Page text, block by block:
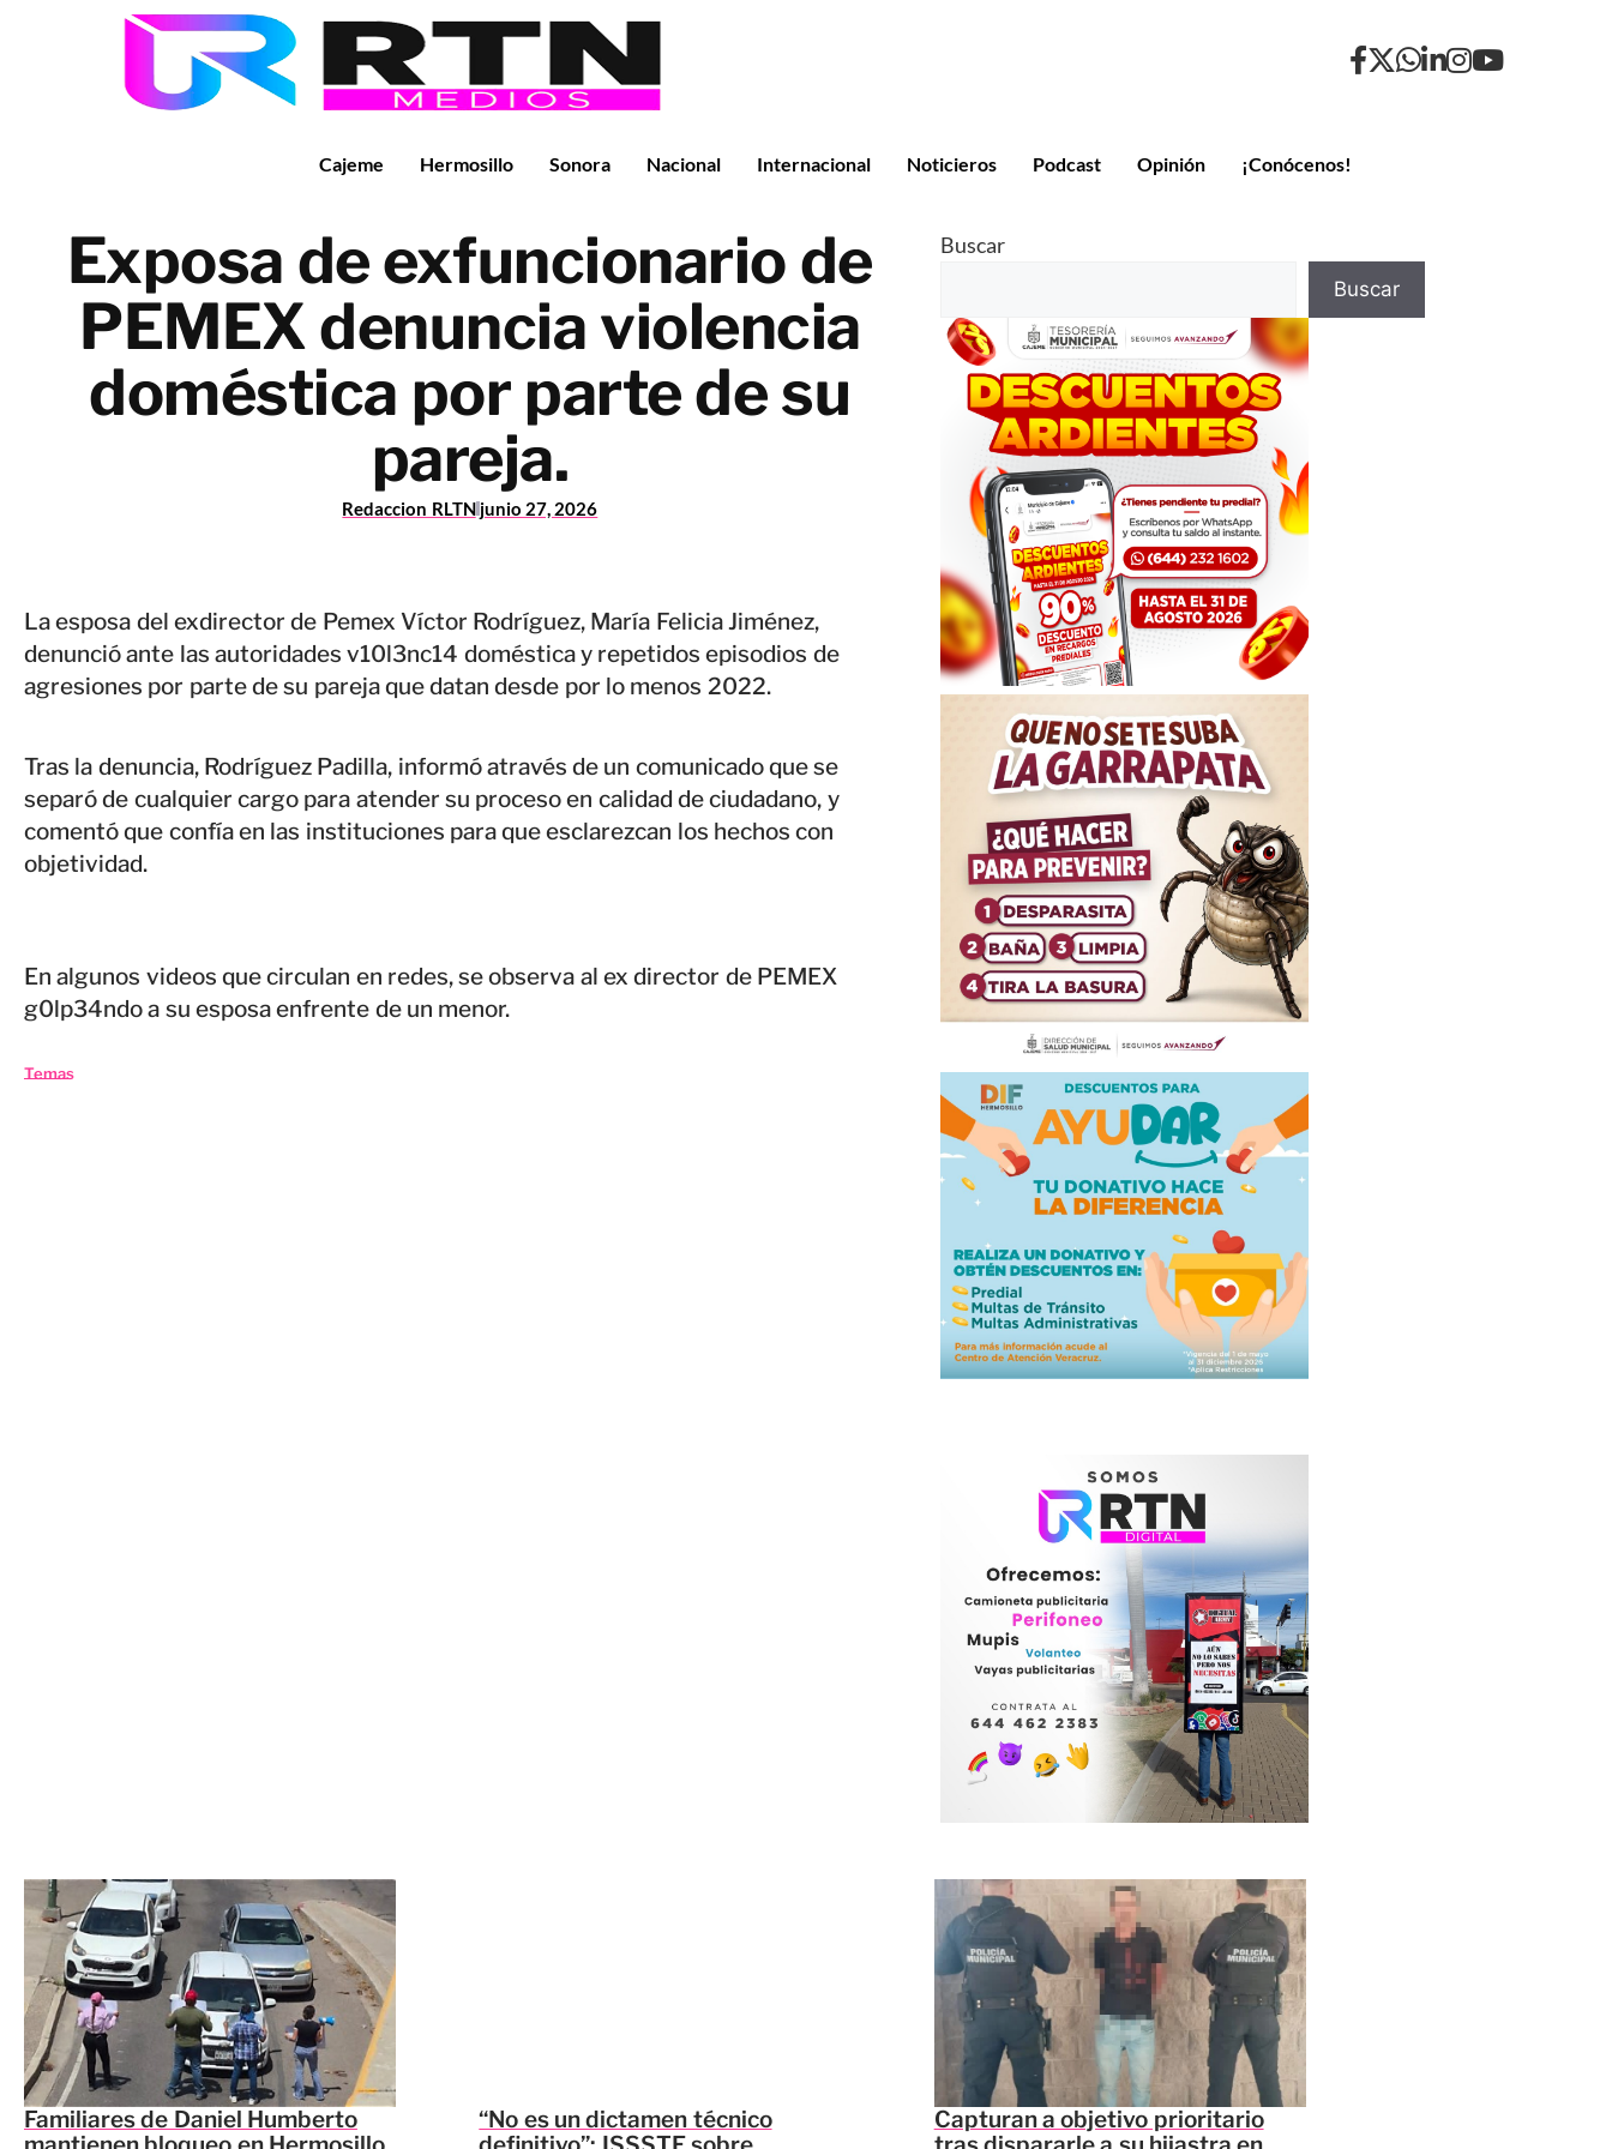
Cajeme Hermosillo Sonora Nacional Internacional Noticieros Podcast Opinión ¡Conócenos!
Exposa de exfuncionario de
PEMEX denuncia violencia
doméstica por parte de su
pareja.
Redaccion RLTNjunio 27, 2026
La esposa del exdirector de Pemex Víctor Rodríguez, María Felicia Jiménez,
denunció ante las autoridades v10l3nc14 doméstica y repetidos episodios de
agresiones por parte de su pareja que datan desde por lo menos 2022.
Tras la denuncia, Rodríguez Padilla, informó através de un comunicado que se
separó de cualquier cargo para atender su proceso en calidad de ciudadano, y
comentó que confía en las instituciones para que esclarezcan los hechos con
objetividad.
En algunos videos que circulan en redes, se observa al ex director de PEMEX
g0lp34ndo a su esposa enfrente de un menor.
Temas
Buscar
Buscar
Familiares de Daniel Humberto
“No es un dictamen técnico
Capturan a objetivo prioritario